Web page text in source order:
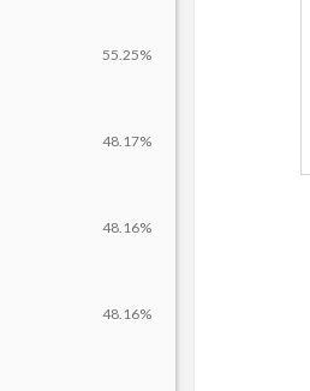
55.25%
48.17%
48.16%
48.16%